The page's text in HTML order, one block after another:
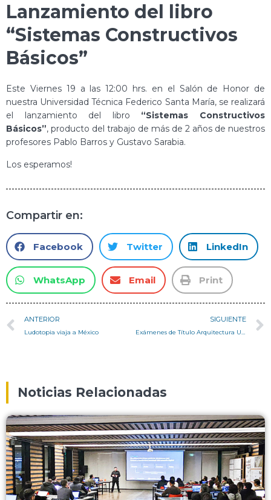
Lanzamiento del libro
“Sistemas Constructivos
Básicos”
Este Viernes 19 a las 12:00 hrs. en el Salón de Honor de
nuestra Universidad Técnica Federico Santa María, se realizará
el lanzamiento del libro “Sistemas Constructivos
Básicos”, producto del trabajo de más de 2 años de nuestros
profesores Pablo Barros y Gustavo Sarabia.
Los esperamos!
Compartir en:
Facebook Twitter LinkedIn
WhatsApp Email Print
ANTERIOR
Ludotopia viaja a México
SIGUIENTE
Noticias Relacionadas